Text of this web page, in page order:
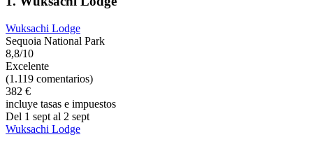
Wuksachi Lodge
Sequoia National Park
8,8/10
Excelente
(1.119 comentarios)
382 €
incluye tasas e impuestos
Del 1 sept al 2 sept
Wuksachi Lodge